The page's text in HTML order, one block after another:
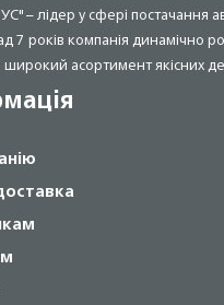
– лідер у сфері постачання
7 років компанія динамічно
асортимент якісних